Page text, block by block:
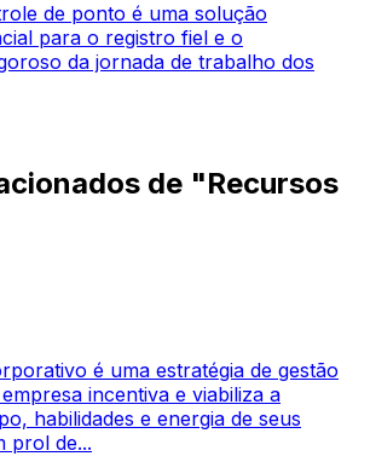
de ponto é uma solução
para o registro fiel e o
da jornada de trabalho dos
de "Recursos
é uma estratégia de gestão
incentiva e viabiliza a
habilidades e energia de seus
prol de...